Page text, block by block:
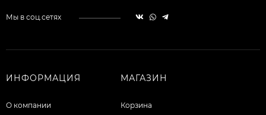
Мы в соц.сетях
ИНФОРМАЦИЯ
О компании
МАГАЗИН
Корзина